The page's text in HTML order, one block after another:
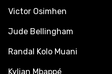
Victor Osimhen
Jude Bellingham
Randal Kolo Muani
Kylian Mbappé